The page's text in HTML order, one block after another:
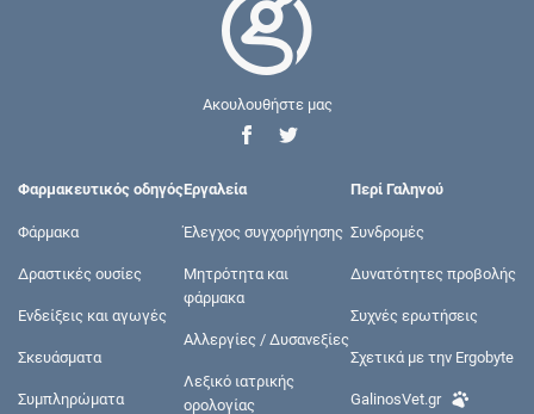
Ακουλουθήστε μας
Φαρμακευτικός οδηγός
Φάρμακα
Δραστικές ουσίες
Ενδείξεις και αγωγές
Σκευάσματα
Συμπληρώματα
Εργαλεία
Έλεγχος συγχορήγησης
Μητρότητα και
φάρμακα
Αλλεργίες / Δυσανεξίες
Λεξικό ιατρικής
ορολογίας
Περί Γαληνού
Συνδρομές
Δυνατότητες προβολής
Συχνές ερωτήσεις
Σχετικά με την Ergobyte
GalinosVet.gr